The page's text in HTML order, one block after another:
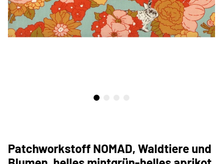
Patchworkstoff NOMAD, Waldtiere und